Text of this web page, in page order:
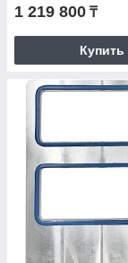
1 219 800 ₸
Купить